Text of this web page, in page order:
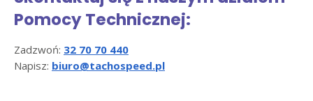
Pomocy Technicznej:
Zadzwoń: 32 70 70 440
Napisz: biuro@tachospeed.pl